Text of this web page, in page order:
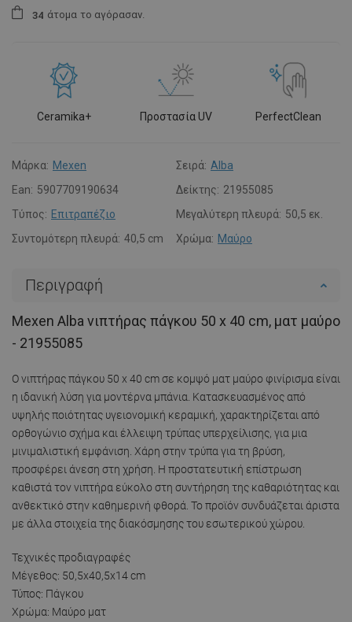
34 άτομα το αγόρασαν.
Ceramika+ Προστασία UV PerfectClean
Μάρκα: Mexen Σειρά: Alba
Ean: 5907709190634 Δείκτης: 21955085
Τύπος: Επιτραπέζιο Μεγαλύτερη πλευρά: 50,5 εκ.
Συντομότερη πλευρά: 40,5 cm Χρώμα: Μαύρο
Περιγραφή
Mexen Alba νιπτήρας πάγκου 50 x 40 cm, ματ μαύρο
- 21955085
Ο νιπτήρας πάγκου 50 x 40 cm σε κομψό ματ μαύρο φινίρισμα είναι
η ιδανική λύση για μοντέρνα μπάνια. Κατασκευασμένος από
υψηλής ποιότητας υγειονομική κεραμική, χαρακτηρίζεται από
ορθογώνιο σχήμα και έλλειψη τρύπας υπερχείλισης, για μια
μινιμαλιστική εμφάνιση. Χάρη στην τρύπα για τη βρύση,
προσφέρει άνεση στη χρήση. Η προστατευτική επίστρωση
καθιστά τον νιπτήρα εύκολο στη συντήρηση της καθαριότητας και
ανθεκτικό στην καθημερινή φθορά. Το προϊόν συνδυάζεται άριστα
με άλλα στοιχεία της διακόσμησης του εσωτερικού χώρου.
Τεχνικές προδιαγραφές
Μέγεθος: 50,5x40,5x14 cm
Τύπος: Πάγκου
Χρώμα: Μαύρο ματ